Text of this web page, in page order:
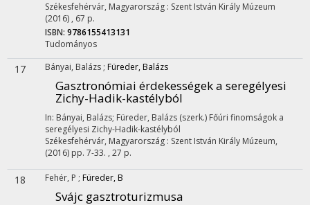
Székesfehérvár, Magyarország : Szent István Király Múzeum
(2016) , 67 p.
ISBN: 9786155413131
Tudományos
17 Bányai, Balázs ; Füreder, Balázs
Gasztronómiai érdekességek a seregélyesi
Zichy-Hadik-kastélyból
In: Bányai, Balázs; Füreder, Balázs (szerk.) Főúri finomságok a
seregélyesi Zichy-Hadik-kastélyból
Székesfehérvár, Magyarország : Szent István Király Múzeum,
(2016) pp. 7-33. , 27 p.
18 Fehér, P ; Füreder, B
Svájc gasztroturizmusa